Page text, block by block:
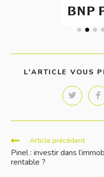
L'ARTICLE VOUS
Article précédent
Pinel : investir dans
rentable ?